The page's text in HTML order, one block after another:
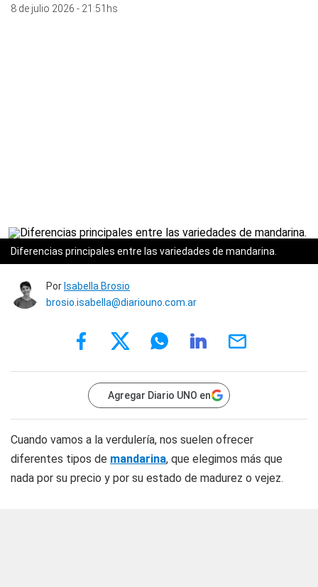
8 de julio 2026 - 21:51hs
Diferencias principales entre las variedades de mandarina.
Por Isabella Brosio
brosio.isabella@diariouno.com.ar
Agregar Diario UNO en
Cuando vamos a la verdulería, nos suelen ofrecer
diferentes tipos de mandarina, que elegimos más que
nada por su precio y por su estado de madurez o vejez.